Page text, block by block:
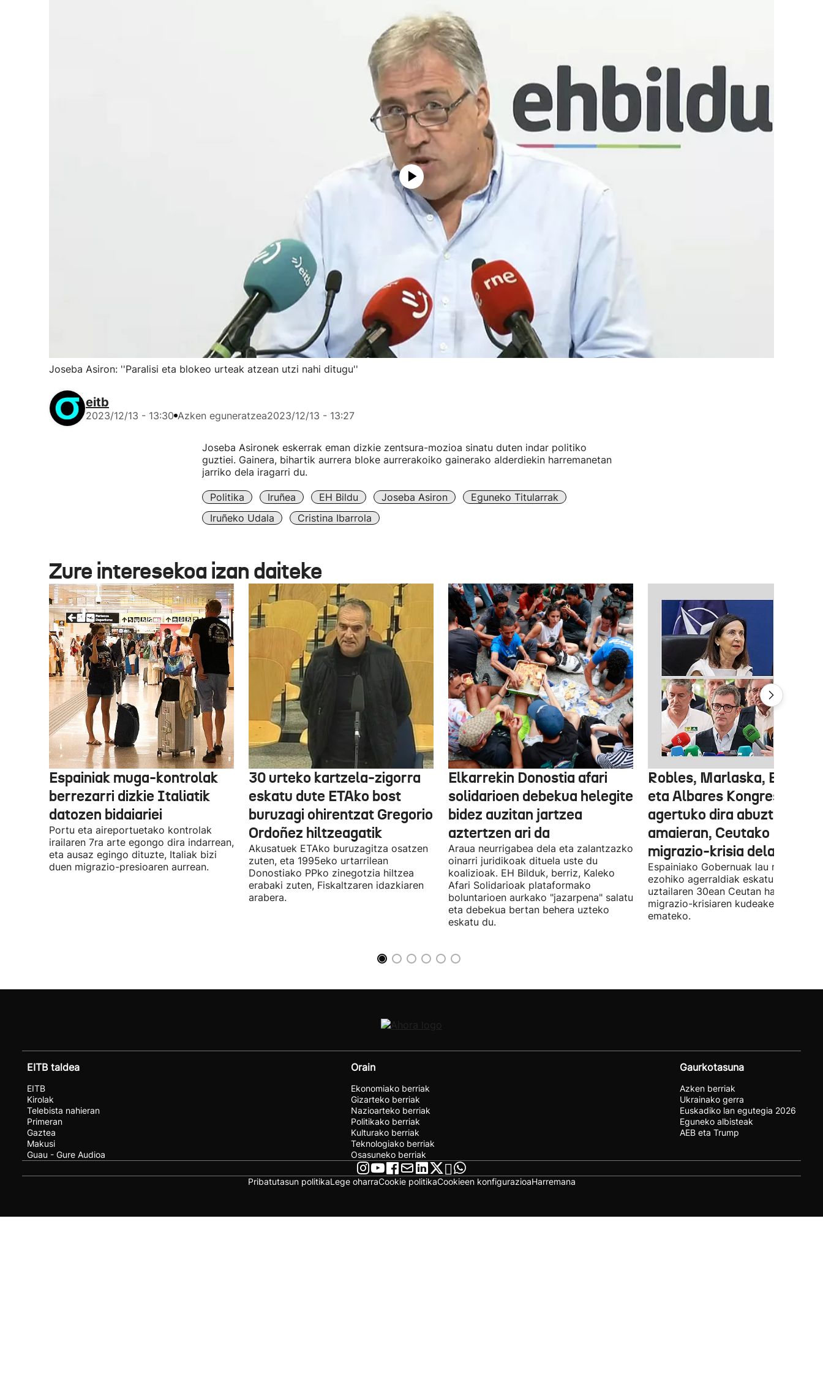
Joseba Asiron: ''Paralisi eta blokeo urteak atzean utzi nahi ditugu''
eitb
2023/12/13 - 13:30 Azken eguneratzea2023/12/13 - 13:27
Joseba Asironek eskerrak eman dizkie zentsura-mozioa sinatu duten indar politiko
guztiei. Gainera, bihartik aurrera bloke aurrerakoiko gainerako alderdiekin harremanetan
jarriko dela iragarri du.
Politika Iruñea EH Bildu Joseba Asiron
Eguneko Titularrak
Iruñeko Udala
Cristina Ibarrola
Zure interesekoa izan daiteke
Espainiak muga-kontrolak
berrezarri dizkie Italiatik
datozen bidaiariei
Portu eta aireportuetako kontrolak
irailaren 7ra arte egongo dira indarrean,
eta ausaz egingo dituzte, Italiak bizi
duen migrazio-presioaren aurrean.
30 urteko kartzela-zigorra
eskatu dute ETAko bost
buruzagi ohirentzat Gregorio
Ordoñez hiltzeagatik
Akusatuek ETAko buruzagitza osatzen
zuten, eta 1995eko urtarrilean
Donostiako PPko zinegotzia hiltzea
erabaki zuten, Fiskaltzaren idazkiaren
arabera.
Elkarrekin Donostia afari
solidarioen debekua helegite
bidez auzitan jartzea
aztertzen ari da
Araua neurrigabea dela eta zalantzazko
oinarri juridikoak dituela uste du
koalizioak. EH Bilduk, berriz, Kaleko
Afari Solidarioak plataformako
boluntarioen aurkako "jazarpena" salatu
eta debekua bertan behera uzteko
eskatu du.
Robles, Marlaska, Bolaños
eta Albares Kongresuan
agertuko dira abuztuaren
amaieran, Ceutako
migrazio-krisia dela eta
Espainiako Gobernuak lau ministroen
ezohiko agerraldiak eskatu ditu,
uztailaren 30ean Ceutan hasitako
migrazio-krisiaren kudeaketaren berri
emateko.
EITB taldea
EITB
Kirolak
Telebista nahieran
Primeran
Gaztea
Makusi
Guau - Gure Audioa
Orain
Ekonomiako berriak
Gizarteko berriak
Nazioarteko berriak
Politikako berriak
Kulturako berriak
Teknologiako berriak
Osasuneko berriak
Gaurkotasuna
Azken berriak
Ukrainako gerra
Euskadiko lan egutegia 2026
Eguneko albisteak
AEB eta Trump
Pribatutasun politikaLege oharraCookie politikaCookieen konfigurazioaHarremana